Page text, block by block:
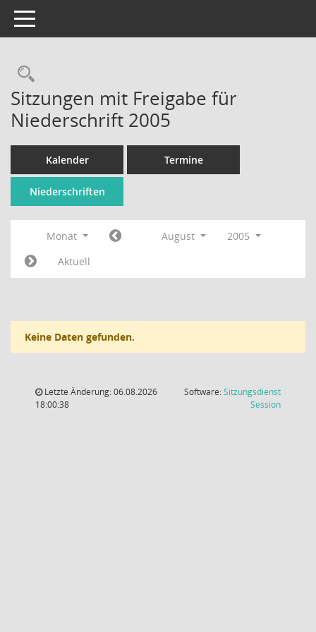
Toggle navigation
Rechercheauswahl
Sitzungen mit Freigabe für
Niederschrift 2005
Kalender Termine
Niederschriften
Monat August
2005
Aktuell
Keine Daten gefunden.
Letzte Änderung: 06.08.2026
18:00:38
Software:Sitzungsdienst
Session(Wird in